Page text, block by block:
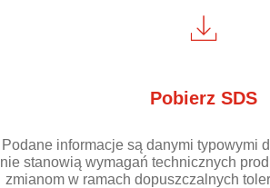
Pobierz SDS
Podane informacje są danymi typowymi
nie stanowią wymagań technicznych
zmianom w ramach dopuszczalnych